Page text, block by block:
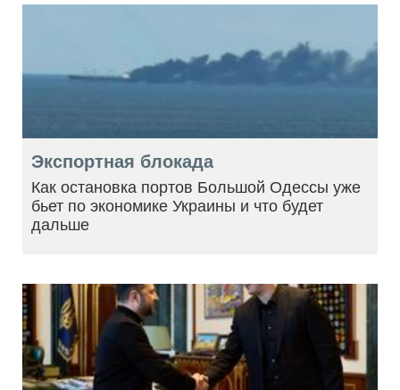
Экспортная блокада
Как остановка портов Большой Одессы уже
бьет по экономике Украины и что будет
дальше